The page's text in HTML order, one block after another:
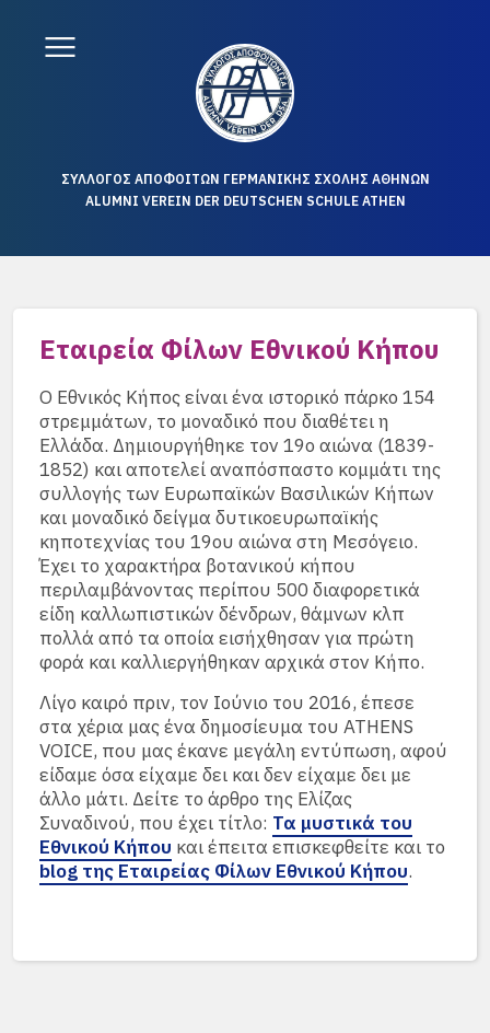
ΣΥΛΛΟΓΟΣ ΑΠΟΦΟΙΤΩΝ ΓΕΡΜΑΝΙΚΗΣ ΣΧΟΛΗΣ ΑΘΗΝΩΝ
ALUMNI VEREIN DER DEUTSCHEN SCHULE ATHEN
Εταιρεία Φίλων Εθνικού Κήπου
Ο Εθνικός Κήπος είναι ένα ιστορικό πάρκο 154
στρεμμάτων, το μοναδικό που διαθέτει η
Ελλάδα. Δημιουργήθηκε τον 19ο αιώνα (1839-
1852) και αποτελεί αναπόσπαστο κομμάτι της
συλλογής των Ευρωπαϊκών Βασιλικών Κήπων
και μοναδικό δείγμα δυτικοευρωπαϊκής
κηποτεχνίας του 19ου αιώνα στη Μεσόγειο.
Έχει το χαρακτήρα βοτανικού κήπου
περιλαμβάνοντας περίπου 500 διαφορετικά
είδη καλλωπιστικών δένδρων, θάμνων κλπ
πολλά από τα οποία εισήχθησαν για πρώτη
φορά και καλλιεργήθηκαν αρχικά στον Κήπο.
Λίγο καιρό πριν, τον Ιούνιο του 2016, έπεσε
στα χέρια μας ένα δημοσίευμα του ATHENS
VOICE, που μας έκανε μεγάλη εντύπωση, αφού
είδαμε όσα είχαμε δει και δεν είχαμε δει με
άλλο μάτι. Δείτε το άρθρο της Ελίζας
Συναδινού, που έχει τίτλο: Τα μυστικά του
Εθνικού Κήπου και έπειτα επισκεφθείτε και το
blog της Εταιρείας Φίλων Εθνικού Κήπου.